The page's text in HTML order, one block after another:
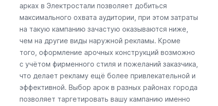
арках в Электростали позволяет добиться
максимального охвата аудитории, при этом затраты
на такую кампанию зачастую оказываются ниже,
чем на другие виды наружной рекламы. Кроме
того, оформление арочных конструкций возможно
с учётом фирменного стиля и пожеланий заказчика,
что делает рекламу ещё более привлекательной и
эффективной. Выбор арок в разных районах города
позволяет таргетировать вашу кампанию именно